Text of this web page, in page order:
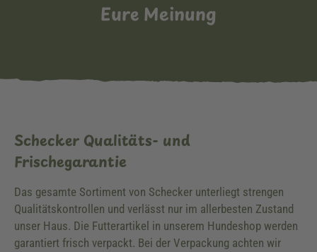
Eure Meinung
Schecker Qualitäts- und
Frischegarantie
Das gesamte Sortiment von Schecker unterliegt strengen
Qualitätskontrollen und verlässt nur im allerbesten Zustand
unser Haus. Die Futterartikel in unserem Hundeshop werden
garantiert frisch verpackt. Bei der Verpackung achten wir